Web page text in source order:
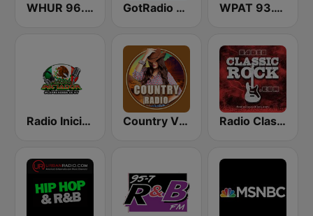
WHUR 96.3 FM GotRadio - Throwback Jamz WPAT 93.1 Amor FM
Radio Iniciador Country Vibes Radio Classic Rock